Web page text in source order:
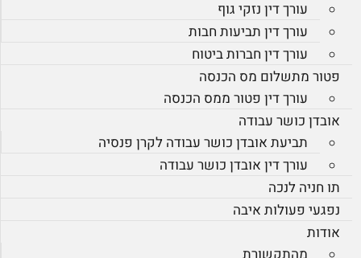
עורך דין נזקי גוף
עורך דין תביעות חבות
עורך דין חברות ביטוח
פטור מתשלום מס הכנסה
עורך דין פטור ממס הכנסה
אובדן כושר עבודה
תביעת אובדן כושר עבודה לקרן פנסיה
עורך דין אובדן כושר עבודה
תו חניה לנכה
נפגעי פעולות איבה
אודות